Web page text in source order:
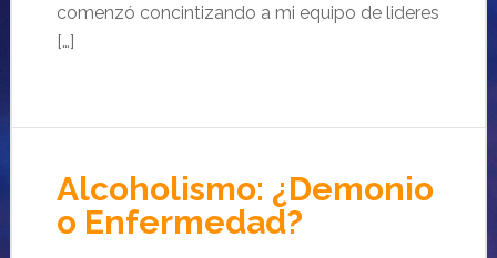
comenzó concintizando a mi equipo de lideres
[…]
Alcoholismo: ¿Demonio
o Enfermedad?